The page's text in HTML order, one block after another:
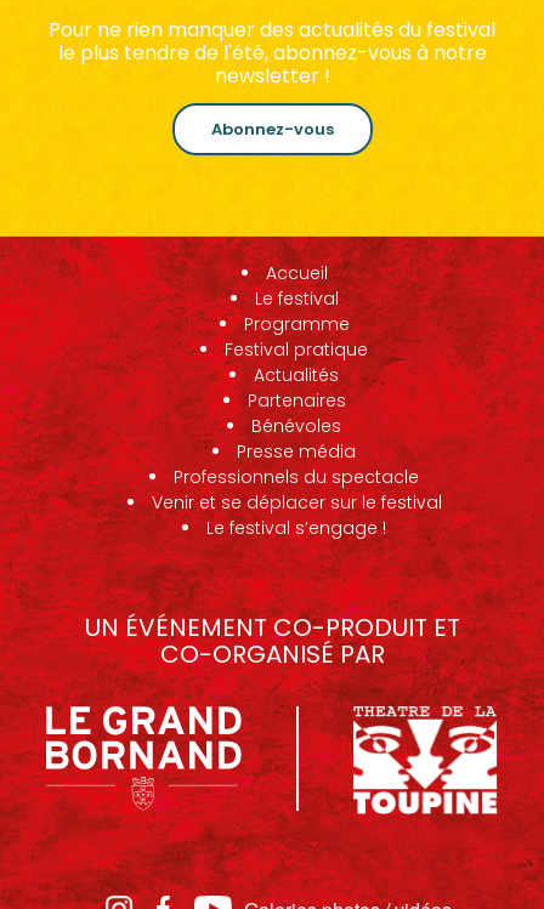
Pour ne rien manquer des actualités du festival
le plus tendre de l'été, abonnez-vous à notre
newsletter !
Abonnez-vous
Accueil
Le festival
Programme
Festival pratique
Actualités
Partenaires
Bénévoles
Presse média
Professionnels du spectacle
Venir et se déplacer sur le festival
Le festival s’engage !
UN ÉVÉNEMENT CO-PRODUIT ET
CO-ORGANISÉ PAR